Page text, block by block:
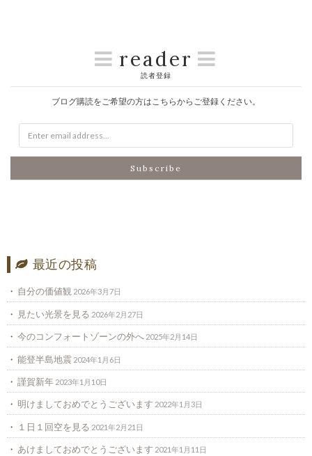
reader
読者登録
ブログ購読をご希望の方はこちらからご登録ください。
最近の投稿
自分の価値観 2026年3月7日
見たい光景を見る 2026年2月27日
今のコンフォートゾーンの外へ 2025年2月14日
能登半島地震 2024年1月6日
謹賀新年 2023年1月10日
明けましておめでとうございます 2022年1月3日
１日１回空を見る 2021年2月21日
あけましておめでとうございます 2021年1月11日